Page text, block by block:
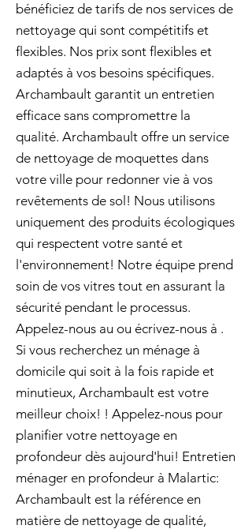
bénéficiez de tarifs de nos services de
nettoyage qui sont compétitifs et
flexibles. Nos prix sont flexibles et
adaptés à vos besoins spécifiques.
Archambault garantit un entretien
efficace sans compromettre la
qualité. Archambault offre un service
de nettoyage de moquettes dans
votre ville pour redonner vie à vos
revêtements de sol! Nous utilisons
uniquement des produits écologiques
qui respectent votre santé et
l'environnement! Notre équipe prend
soin de vos vitres tout en assurant la
sécurité pendant le processus.
Appelez-nous au ou écrivez-nous à .
Si vous recherchez un ménage à
domicile qui soit à la fois rapide et
minutieux, Archambault est votre
meilleur choix! ! Appelez-nous pour
planifier votre nettoyage en
profondeur dès aujourd'hui! Entretien
ménager en profondeur à Malartic:
Archambault est la référence en
matière de nettoyage de qualité,